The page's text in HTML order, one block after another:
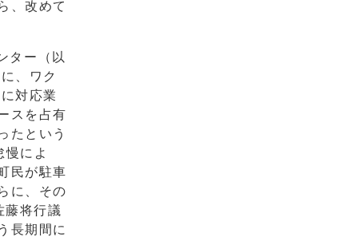
、改めて
ター（以
、ワク
対応業
スを占有
たという
によ
民が駐車
に、その
藤将行議
長期間に